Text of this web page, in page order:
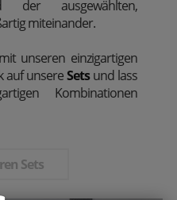
der ausgewählten,
miteinander.
unseren einzigartigen
auf unsereSetsund lass
Kombinationen
Sets